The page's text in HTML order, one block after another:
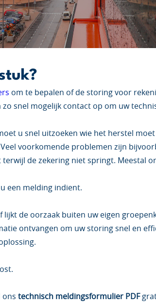
om te bepalen of de storing voor
snel mogelijk contact op om uw
u snel uitzoeken wie het herstel
voorkomende problemen zijn
de zekering niet springt. Meestal
een melding indient.
de oorzaak buiten uw eigen
ontvangen om uw storing snel en
ons technisch meldingsformulier PDF